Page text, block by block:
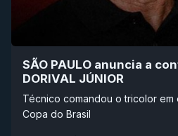
SÃO PAULO anuncia a
DORIVAL JÚNIOR
Técnico comandou o tricolor em
Copa do Brasil